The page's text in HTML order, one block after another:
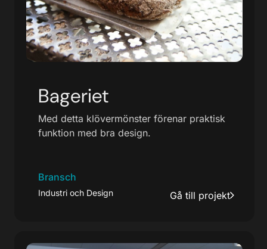
Bageriet
Med detta klövermönster förenar praktisk
funktion med bra design.
Bransch
Industri och Design Gå till projekt